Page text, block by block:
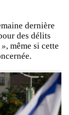
dernière
des délits
, même si cette